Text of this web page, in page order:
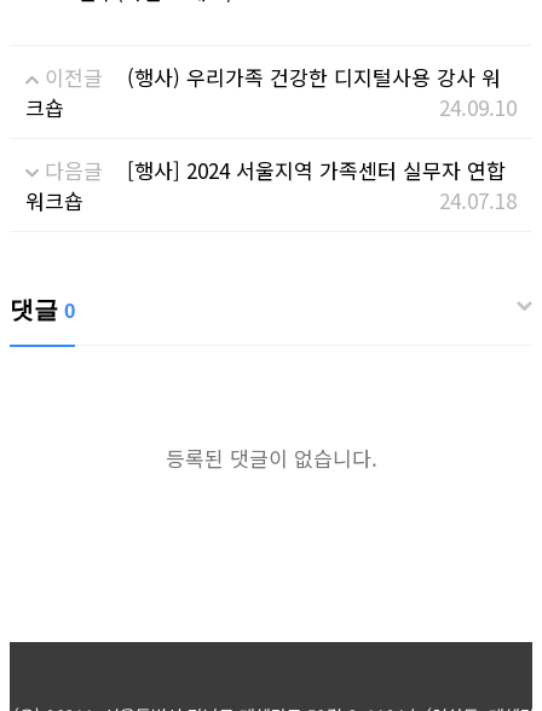
이전글
(행사) 우리가족 건강한 디지털사용 강사 워
크숍
24.09.10
다음글
[행사] 2024 서울지역 가족센터 실무자 연합
워크숍
24.07.18
댓글 0
등록된 댓글이 없습니다.